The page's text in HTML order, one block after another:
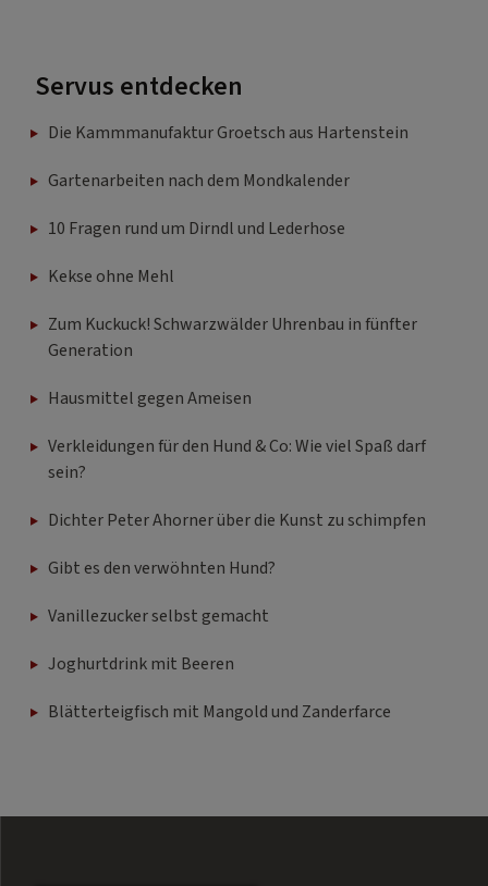
Servus entdecken
Die Kammmanufaktur Groetsch aus Hartenstein
Gartenarbeiten nach dem Mondkalender
10 Fragen rund um Dirndl und Lederhose
Kekse ohne Mehl
Zum Kuckuck! Schwarzwälder Uhrenbau in fünfter
Generation
Hausmittel gegen Ameisen
Verkleidungen für den Hund & Co: Wie viel Spaß darf
sein?
Dichter Peter Ahorner über die Kunst zu schimpfen
Gibt es den verwöhnten Hund?
Vanillezucker selbst gemacht
Joghurtdrink mit Beeren
Blätterteigfisch mit Mangold und Zanderfarce